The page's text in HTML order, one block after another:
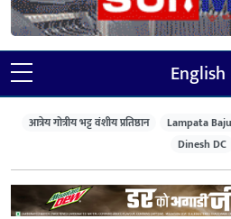
English
आत्रेय गोत्रीय भट्ट वंशीय प्रतिष्ठान Lampata
Dinesh DC